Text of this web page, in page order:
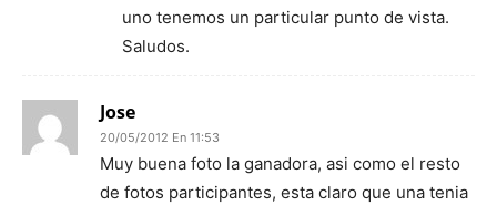
uno tenemos un particular punto de vista.
Saludos.
Jose
20/05/2012 En 11:53
Muy buena foto la ganadora, asi como el resto
de fotos participantes, esta claro que una tenia